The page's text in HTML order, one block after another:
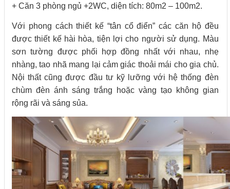
+ Căn 3 phòng ngủ +2WC, diện tích: 80m2 – 100m2.
Với phong cách thiết kế “tân cổ điển” các căn hộ đều
được thiết kế hài hòa, tiện lợi cho người sử dụng. Màu
sơn tường được phối hợp đồng nhất với nhau, nhẹ
nhàng, tao nhã mang lại cảm giác thoải mái cho gia chủ.
Nội thất cũng được đầu tư kỹ lưỡng với hệ thống đèn
chùm đèn ánh sáng trắng hoặc vàng tạo không gian
rộng rãi và sáng sủa.